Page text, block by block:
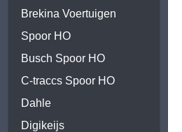
Brekina Voertuigen
Spoor HO
Busch Spoor HO
C-traccs Spoor HO
Dahle
Digikeijs